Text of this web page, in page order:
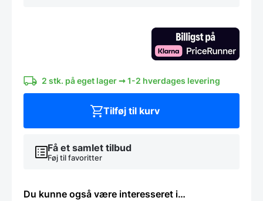
2 stk. på eget lager ➞ 1-2 hverdages levering
Få et samlet tilbud
Føj til favoritter
Tilføj til kurv
Du kunne også være interesseret i…